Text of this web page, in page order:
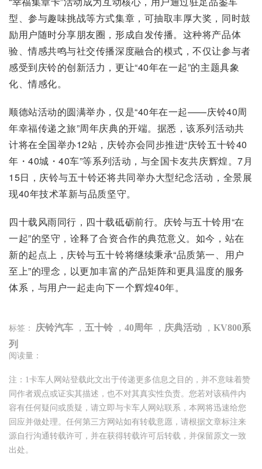
型、参与趣味挑战等方式集章，可抽取丰厚大奖，同时鼓
励用户随时分享朋友圈，形成自发传播。这种将产品体
验、情感共鸣与社交传播深度融合的模式，不仅让参与者
感受到庆铃的创新活力，更让“40年在一起”的主题具象
化、情感化。
顺德站活动的圆满举办，仅是“40年在一起——庆铃40周
年幸福传递之旅”周年庆典的开端。据悉，该系列活动共
计将在全国举办12站，庆铃亦会同步推进“庆铃五十铃40
年・40城・40车”等系列活动，与全国卡友共庆辉煌。7月
15日，庆铃与五十铃还将共同举办大型纪念活动，全景展
现40年技术革新与品质坚守。
四十载风雨同行，四十载砥砺前行。庆铃与五十铃用“在
一起”的坚守，诠释了合资合作的典范意义。如今，站在
新的起点上，庆铃与五十铃将继续秉承“品质第一、用户
至上”的理念，以更加丰富的产品矩阵和更具温度的服务
体系，与用户一起走向下一个辉煌40年。
标签： 庆铃汽车 ， 五十铃 ， 40周年 ， 庆典活动 ， KV800系
列
阅读量：
注：1卡车人网站登载此文出于传递更多信息之目的，并不意味着赞
同作者观点或证实其描述，也不对其真实性负责。您若对该稿件内
容有任何疑问或质疑，请立即与卡车人网站联系，本网将迅速给您
回应并做处理。任何第三方网站如有转载意愿，请根据文章标注来
源自行沟通转载许可，并在获得转载许可后转载，并保留原文一致
出处。